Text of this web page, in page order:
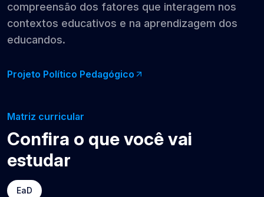
compreensão dos fatores que interagem nos
contextos educativos e na aprendizagem dos
educandos.
Projeto Político Pedagógico
Matriz curricular
Confira o que você vai
estudar
EaD